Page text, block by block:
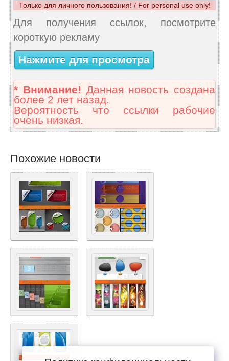
Только для личного пользования! / For personal use only!
Для получения ссылок, посмотрите
короткую рекламу
Нажмите для просмотра
* Внимание! Данная новость создана
более 2 лет назад.
Вероятность что ссылки рабочие
очень низкая.
Похожие новости